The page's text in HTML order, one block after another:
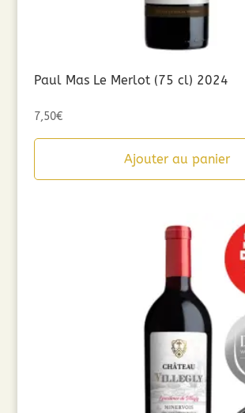
Paul Mas Le Merlot (75 cl) 2024
7,50€
Ajouter au panier